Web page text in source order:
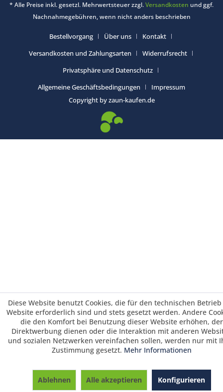
ab 700 € und 5 % ab 1495 € Warenwert /
Vorkasserabatt 3%
* Alle Preise inkl. gesetzl. Mehrwertsteuer zzgl.Versandkosten und ggf.
Nachnahmegebühren, wenn nicht anders beschrieben
Bestellvorgang Über uns
Kontakt
Versandkosten und Zahlungsarten
Widerrufsrecht
Privatsphäre und Datenschutz
Allgemeine Geschäftsbedingungen
Impressum
Copyright by zaun-kaufen.de
Diese Website benutzt Cookies, die für den technischen
Website erforderlich sind und stets gesetzt werden. Andere
die den Komfort bei Benutzung dieser Website erhöhen, der
Direktwerbung dienen oder die Interaktion mit anderen
und sozialen Netzwerken vereinfachen sollen, werden nur mit
Zustimmung gesetzt. Mehr Informationen
Ablehnen Alle akzeptieren Konfigurieren